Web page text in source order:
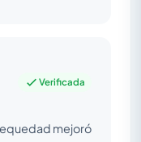
Verificada
mejoró